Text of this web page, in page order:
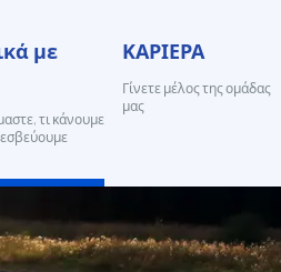
με
τι κάνουμε
ΚΑΡΙΕΡΑ
Γίνετε μέλος της ομάδας
μας